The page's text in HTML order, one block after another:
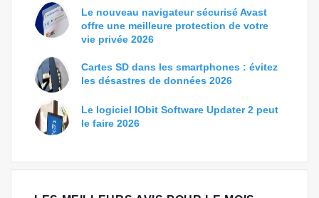
Le nouveau navigateur sécurisé Avast
offre une meilleure protection de votre
vie privée 2026
Cartes SD dans les smartphones : évitez
les désastres de données 2026
Le logiciel IObit Software Updater 2 peut
le faire 2026